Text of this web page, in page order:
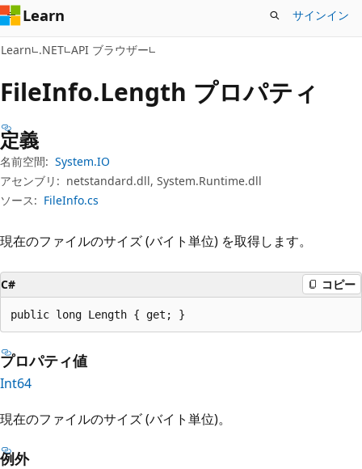
ッ
プ
に
ス
キ
ッ
プ
Learn サインイン
Learn .NET API ブラウザー
FileInfo.Length プロパティ
定義
名前空間: System.IO
アセンブリ: netstandard.dll, System.Runtime.dll
ソース: FileInfo.cs
現在のファイルのサイズ (バイト単位) を取得します。
C# コピー
public long Length { get; }
プロパティ値
Int64
現在のファイルのサイズ (バイト単位)。
例外